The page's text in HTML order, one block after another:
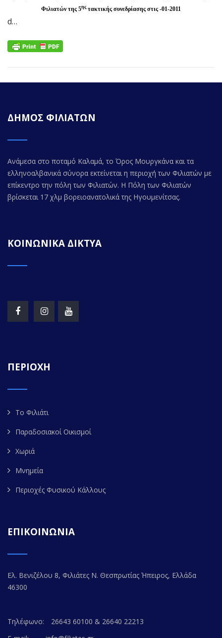
Φιλιατών της 5ηςτακτικής συνεδρίασης στις -01-2011
d…
ΔΗΜΟΣ ΦΙΛΙΑΤΩΝ
Ανάμεσα στο ποταμό Καλαμά, το Όρος Μουργκάνα και τα
ελληνοαλβανικά σύνορα εκτείνεται η περιοχή των Φιλιατών με
επίκεντρο την πόλη των Φιλιατών. Η Πόλη των Φιλιατών
βρίσκεται 17 χλμ βορειοανατολικά της Ηγουμενίτσας.
ΚΟΙΝΩΝΙΚΑ ΔΙΚΤΥΑ
ΠΕΡΙΟΧΗ
Το Φιλιάτι
Παραδοσιακοί Οικισμοί
Χωριά
Μνημεία
Περιοχές Φυσικού Κάλλους
ΕΠΙΚΟΙΝΩΝΙΑ
Ελ. Βενιζέλου 8, Φιλιάτες Ν. Θεσπρωτίας Ήπειρος, Ελλάδα
46300
Τηλέφωνο:
26643 60100 & 26640 22213